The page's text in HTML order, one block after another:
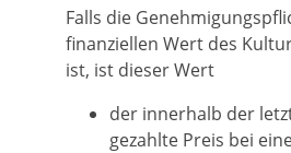
Falls die
finanziellen Wert des
ist, ist dieser Wert
der innerhalb der
gezahlte Preis bei